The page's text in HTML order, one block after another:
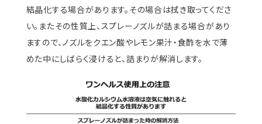
結晶化する場合があります。その場合は拭き取ってくださ
い。またその性質上、スプレーノズルが詰まる場合があり
ますので、ノズルをクエン酸やレモン果汁・食酢を水で薄
めた中にしばらく浸けると、詰まりが解消します。